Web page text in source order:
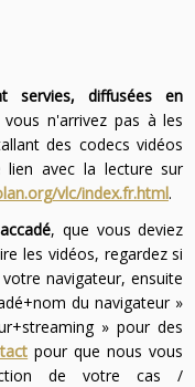
servies, diffusées en
n'arrivez pas à les
des codecs vidéos
avec la lecture sur
vlc/index.fr.html.
, que vous deviez
les vidéos, regardez si
navigateur, ensuite
du navigateur »
» pour des
pour que nous vous
de votre cas /